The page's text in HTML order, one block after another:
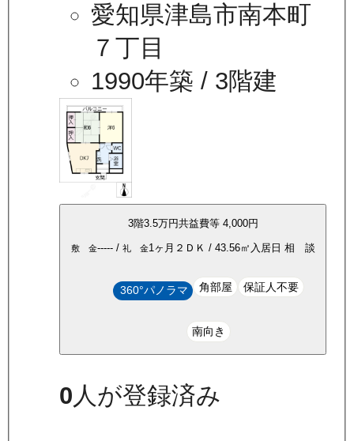
愛知県津島市南本町
７丁目
1990年築 / 3階建
3階3.5万円共益費等 4,000円
敷 金-----/ 礼 金1ヶ月 ２ＤＫ / 43.56㎡ 入居日 相 談
360°パノラマ 角部屋 保証人不要
南向き
0人が登録済み